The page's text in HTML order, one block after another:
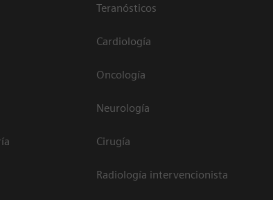
Teranósticos
Cardiología
Oncología
Neurología
Cirugía
Radiología intervencionista